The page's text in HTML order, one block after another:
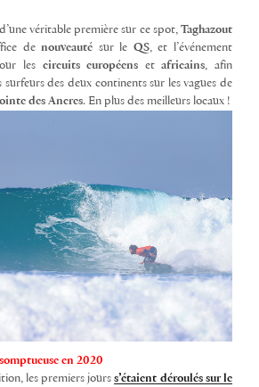
véritable première sur ce spot, Taghazout
denouveauté sur le QS, et l’événement
les circuits européens etafricains, afin
surfeurs des deux continents sur les vagues de
des Ancres. En plus des meilleurs locaux !
en 2020
les premiers jourss’étaient déroulés sur le